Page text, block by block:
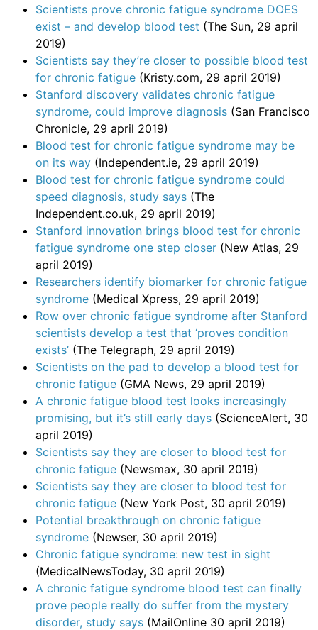
Scientists prove chronic fatigue syndrome DOES
exist – and develop blood test (The Sun, 29 april
2019)
Scientists say they’re closer to possible blood test
for chronic fatigue (Kristy.com, 29 april 2019)
Stanford discovery validates chronic fatigue
syndrome, could improve diagnosis (San Francisco
Chronicle, 29 april 2019)
Blood test for chronic fatigue syndrome may be
on its way (Independent.ie, 29 april 2019)
Blood test for chronic fatigue syndrome could
speed diagnosis, study says (The
Independent.co.uk, 29 april 2019)
Stanford innovation brings blood test for chronic
fatigue syndrome one step closer (New Atlas, 29
april 2019)
Researchers identify biomarker for chronic fatigue
syndrome (Medical Xpress, 29 april 2019)
Row over chronic fatigue syndrome after Stanford
scientists develop a test that ‘proves condition
exists’ (The Telegraph, 29 april 2019)
Scientists on the pad to develop a blood test for
chronic fatigue (GMA News, 29 april 2019)
A chronic fatigue blood test looks increasingly
promising, but it’s still early days (ScienceAlert, 30
april 2019)
Scientists say they are closer to blood test for
chronic fatigue (Newsmax, 30 april 2019)
Scientists say they are closer to blood test for
chronic fatigue (New York Post, 30 april 2019)
Potential breakthrough on chronic fatigue
syndrome (Newser, 30 april 2019)
Chronic fatigue syndrome: new test in sight
(MedicalNewsToday, 30 april 2019)
A chronic fatigue syndrome blood test can finally
prove people really do suffer from the mystery
disorder, study says (MailOnline 30 april 2019)